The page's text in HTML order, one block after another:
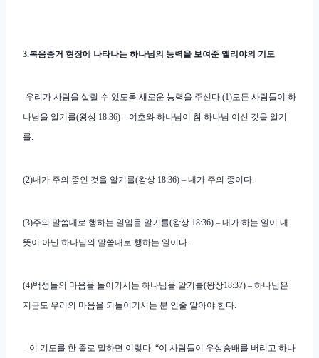
3.복음증거 현장에 나타나는 하나님의 능력을 보여준 엘리야의 기도
-우리가 사람을 살릴 수 있도록 새로운 능력을 주신다.(1)모든 사람들이 하
나님을 알기를(왕상 18:36) – 여호와 하나님이 참 하나님 이신 것을 알기
를.
(2)내가 주의 종인 것을 알기를(왕상 18:36) – 내가 주의 종이다.
(3)주의 말씀대로 행하는 일임을 알기를(왕상 18:36) – 내가 하는 일이 내
뜻이 아닌 하나님의 말씀대로 행하는 일이다.
(4)백성들의 마음을 돌이키시는 하나님을 알기를(왕상18:37) – 하나님은
지금도 우리의 마음을 되돌이키시는 분 인줄 알아야 한다.
– 이 기도를 한 줄로 말하면 이렇다. “이 사람들이 우상숭배를 버리고 하나